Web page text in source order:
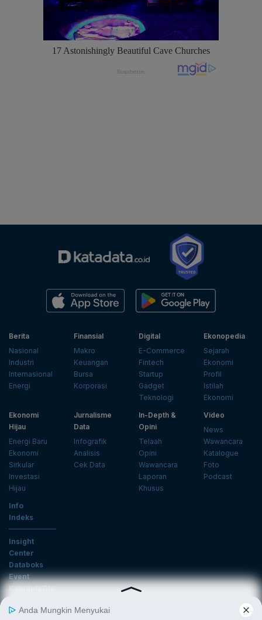
Berita
Nasional
Industri
Internasional
Energi
Finansial
Makro
Keuangan
Bursa
Korporasi
Digital
E-Commerce
Fintech
Startup
Gadget
Teknologi
Ekonopedia
Sejarah
Ekonomi
Profil
Istilah
Ekonomi
Ekonomi
Hijau
Energi Baru
Ekonomi
Sirkular
Investasi
Hijau
Jurnalisme
Data
Infografik
Analisis
Cek Data
In-Depth &
Opini
Telaah
Opini
Wawancara
Laporan
Khusus
Video
News
Wawancara
Katalogue
Foto
Podcast
Info
Indeks
Insight
Center
Databoks
Event
KatadataOto